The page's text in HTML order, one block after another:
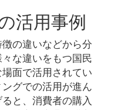
活用事例
の違いなどから分
な違いをもつ国民
面で活用されてい
グでの活用が進ん
と、消費者の購入